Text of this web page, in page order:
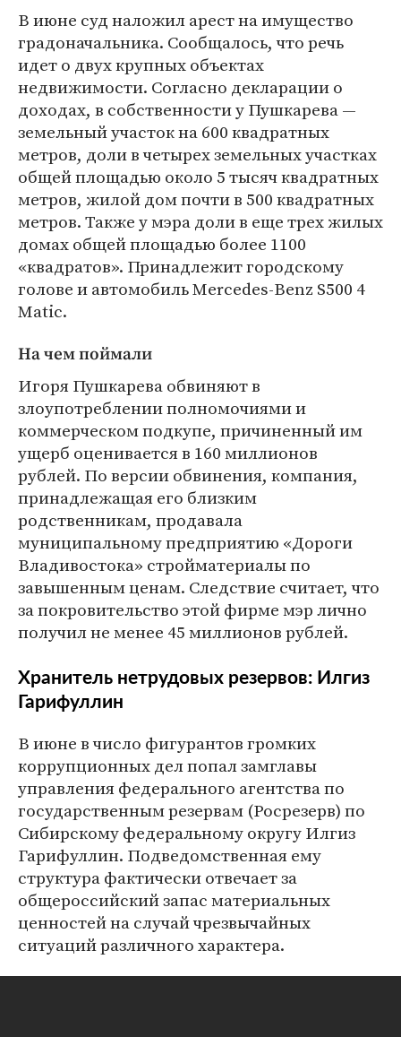
В июне суд наложил арест на имущество
градоначальника. Сообщалось, что речь
идет о двух крупных объектах
недвижимости. Согласно декларации о
доходах, в собственности у Пушкарева —
земельный участок на 600 квадратных
метров, доли в четырех земельных участках
общей площадью около 5 тысяч квадратных
метров, жилой дом почти в 500 квадратных
метров. Также у мэра доли в еще трех жилых
домах общей площадью более 1100
«квадратов». Принадлежит городскому
голове и автомобиль Mercedes-Benz S500 4
Matic.
На чем поймали
Игоря Пушкарева обвиняют в
злоупотреблении полномочиями и
коммерческом подкупе, причиненный им
ущерб оценивается в 160 миллионов
рублей. По версии обвинения, компания,
принадлежащая его близким
родственникам, продавала
муниципальному предприятию «Дороги
Владивостока» стройматериалы по
завышенным ценам. Следствие считает, что
за покровительство этой фирме мэр лично
получил не менее 45 миллионов рублей.
Хранитель нетрудовых резервов: Илгиз
Гарифуллин
В июне в число фигурантов громких
коррупционных дел попал замглавы
управления федерального агентства по
государственным резервам (Росрезерв) по
Сибирскому федеральному округу Илгиз
Гарифуллин. Подведомственная ему
структура фактически отвечает за
общероссийский запас материальных
ценностей на случай чрезвычайных
ситуаций различного характера.